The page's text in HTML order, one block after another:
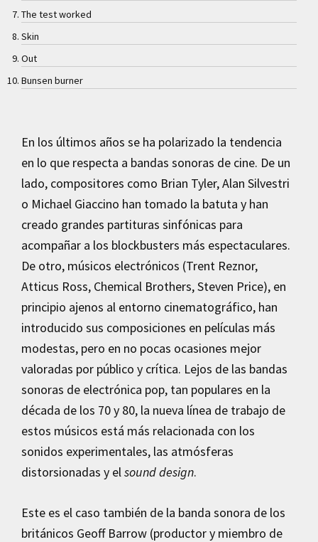
The test worked
Skin
Out
Bunsen burner
En los últimos años se ha polarizado la tendencia
en lo que respecta a bandas sonoras de cine. De un
lado, compositores como Brian Tyler, Alan Silvestri
o Michael Giaccino han tomado la batuta y han
creado grandes partituras sinfónicas para
acompañar a los blockbusters más espectaculares.
De otro, músicos electrónicos (Trent Reznor,
Atticus Ross, Chemical Brothers, Steven Price), en
principio ajenos al entorno cinematográfico, han
introducido sus composiciones en películas más
modestas, pero en no pocas ocasiones mejor
valoradas por público y crítica. Lejos de las bandas
sonoras de electrónica pop, tan populares en la
década de los 70 y 80, la nueva línea de trabajo de
estos músicos está más relacionada con los
sonidos experimentales, las atmósferas
distorsionadas y elsound design.
Este es el caso también de la banda sonora de los
británicos Geoff Barrow (productor y miembro de